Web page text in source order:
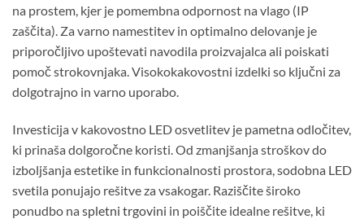
na prostem, kjer je pomembna odpornost na vlago (IP
zaščita). Za varno namestitev in optimalno delovanje je
priporočljivo upoštevati navodila proizvajalca ali poiskati
pomoč strokovnjaka. Visokokakovostni izdelki so ključni za
dolgotrajno in varno uporabo.
Investicija v kakovostno LED osvetlitev je pametna odločitev,
ki prinaša dolgoročne koristi. Od zmanjšanja stroškov do
izboljšanja estetike in funkcionalnosti prostora, sodobna LED
svetila ponujajo rešitve za vsakogar. Raziščite široko
ponudbo na spletni trgovini in poiščite idealne rešitve, ki